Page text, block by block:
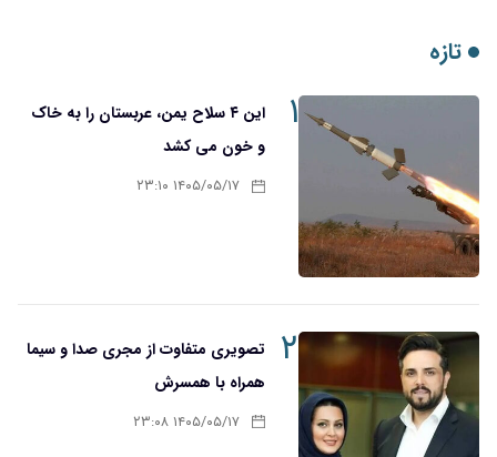
تازه
۱
این ۴ سلاح یمن، عربستان را به خاک
و خون می کشد
۱۴۰۵/۰۵/۱۷ ۲۳:۱۰
۲
تصویری متفاوت از مجری صدا و سیما
همراه با همسرش
۱۴۰۵/۰۵/۱۷ ۲۳:۰۸